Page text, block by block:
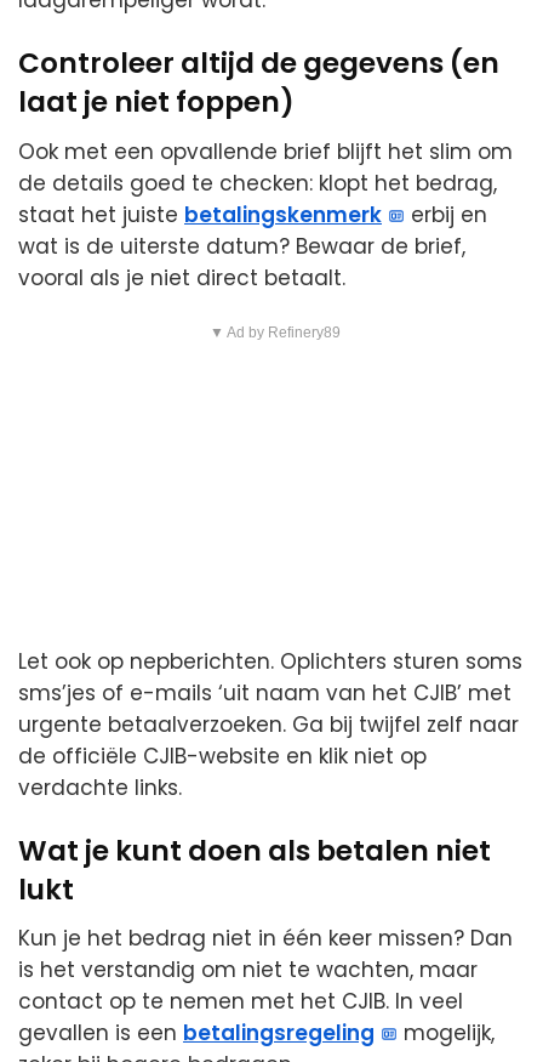
Controleer altijd de gegevens (en
laat je niet foppen)
Ook met een opvallende brief blijft het slim om
de details goed te checken: klopt het bedrag,
staat het juiste betalingskenmerk
erbij en
wat is de uiterste datum? Bewaar de brief,
vooral als je niet direct betaalt.
▼ Ad by Refinery89
Let ook op nepberichten. Oplichters sturen soms
sms’jes of e-mails ‘uit naam van het CJIB’ met
urgente betaalverzoeken. Ga bij twijfel zelf naar
de officiële CJIB-website en klik niet op
verdachte links.
Wat je kunt doen als betalen niet
lukt
Kun je het bedrag niet in één keer missen? Dan
is het verstandig om niet te wachten, maar
contact op te nemen met het CJIB. In veel
gevallen is een betalingsregeling
mogelijk,